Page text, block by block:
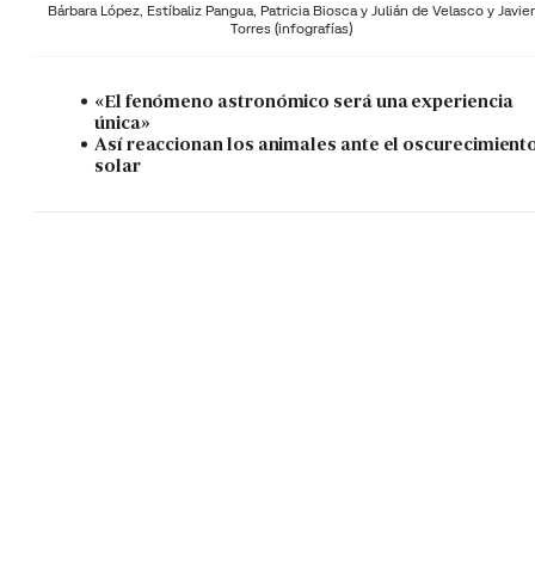
Bárbara López, Estíbaliz Pangua, Patricia Biosca y Julián de Velasco y Javier
Torres (infografías)
«El fenómeno astronómico será una experiencia
única»
Así reaccionan los animales ante el
solar